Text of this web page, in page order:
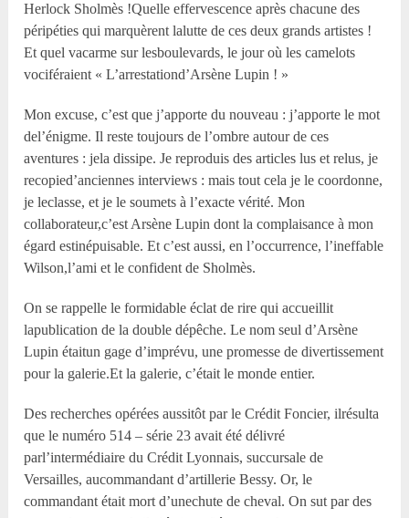
Herlock Sholmès !Quelle effervescence après chacune des
péripéties qui marquèrent lalutte de ces deux grands artistes !
Et quel vacarme sur lesboulevards, le jour où les camelots
vociféraient « L’arrestationd’Arsène Lupin ! »
Mon excuse, c’est que j’apporte du nouveau : j’apporte le mot
del’énigme. Il reste toujours de l’ombre autour de ces
aventures : jela dissipe. Je reproduis des articles lus et relus, je
recopied’anciennes interviews : mais tout cela je le coordonne,
je leclasse, et je le soumets à l’exacte vérité. Mon
collaborateur,c’est Arsène Lupin dont la complaisance à mon
égard estinépuisable. Et c’est aussi, en l’occurrence, l’ineffable
Wilson,l’ami et le confident de Sholmès.
On se rappelle le formidable éclat de rire qui accueillit
lapublication de la double dépêche. Le nom seul d’Arsène
Lupin étaitun gage d’imprévu, une promesse de divertissement
pour la galerie.Et la galerie, c’était le monde entier.
Des recherches opérées aussitôt par le Crédit Foncier, ilrésulta
que le numéro 514 – série 23 avait été délivré
parl’intermédiaire du Crédit Lyonnais, succursale de
Versailles, aucommandant d’artillerie Bessy. Or, le
commandant était mort d’unechute de cheval. On sut par des